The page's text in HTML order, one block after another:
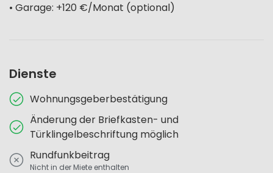
• Garage: +120 €/Monat (optional)
Dienste
Wohnungsgeberbestätigung
Änderung der Briefkasten- und
Türklingelbeschriftung möglich
Rundfunkbeitrag
Nicht in der Miete enthalten